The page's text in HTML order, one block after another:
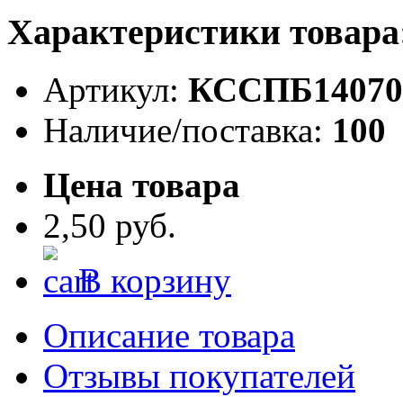
Характеристики
Артикул: КССПБ14070
Наличие/поставка: 100
Цена товара
2,50 руб.
В корзину
Описание товара
Отзывы покупателей